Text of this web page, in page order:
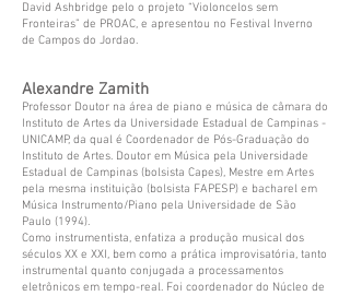
David Ashbridge pelo o projeto “Violoncelos sem
Fronteiras” de PROAC, e apresentou no Festival Inverno
de Campos do Jordao.
Alexandre Zamith
Professor Doutor na área de piano e música de câmara do
Instituto de Artes da Universidade Estadual de Campinas -
UNICAMP, da qual é Coordenador de Pós-Graduação do
Instituto de Artes. Doutor em Música pela Universidade
Estadual de Campinas (bolsista Capes), Mestre em Artes
pela mesma instituição (bolsista FAPESP) e bacharel em
Música Instrumento/Piano pela Universidade de São
Paulo (1994).
Como instrumentista, enfatiza a produção musical dos
séculos XX e XXI, bem como a prática improvisatória, tanto
instrumental quanto conjugada a processamentos
eletrônicos em tempo-real. Foi coordenador do Núcleo de